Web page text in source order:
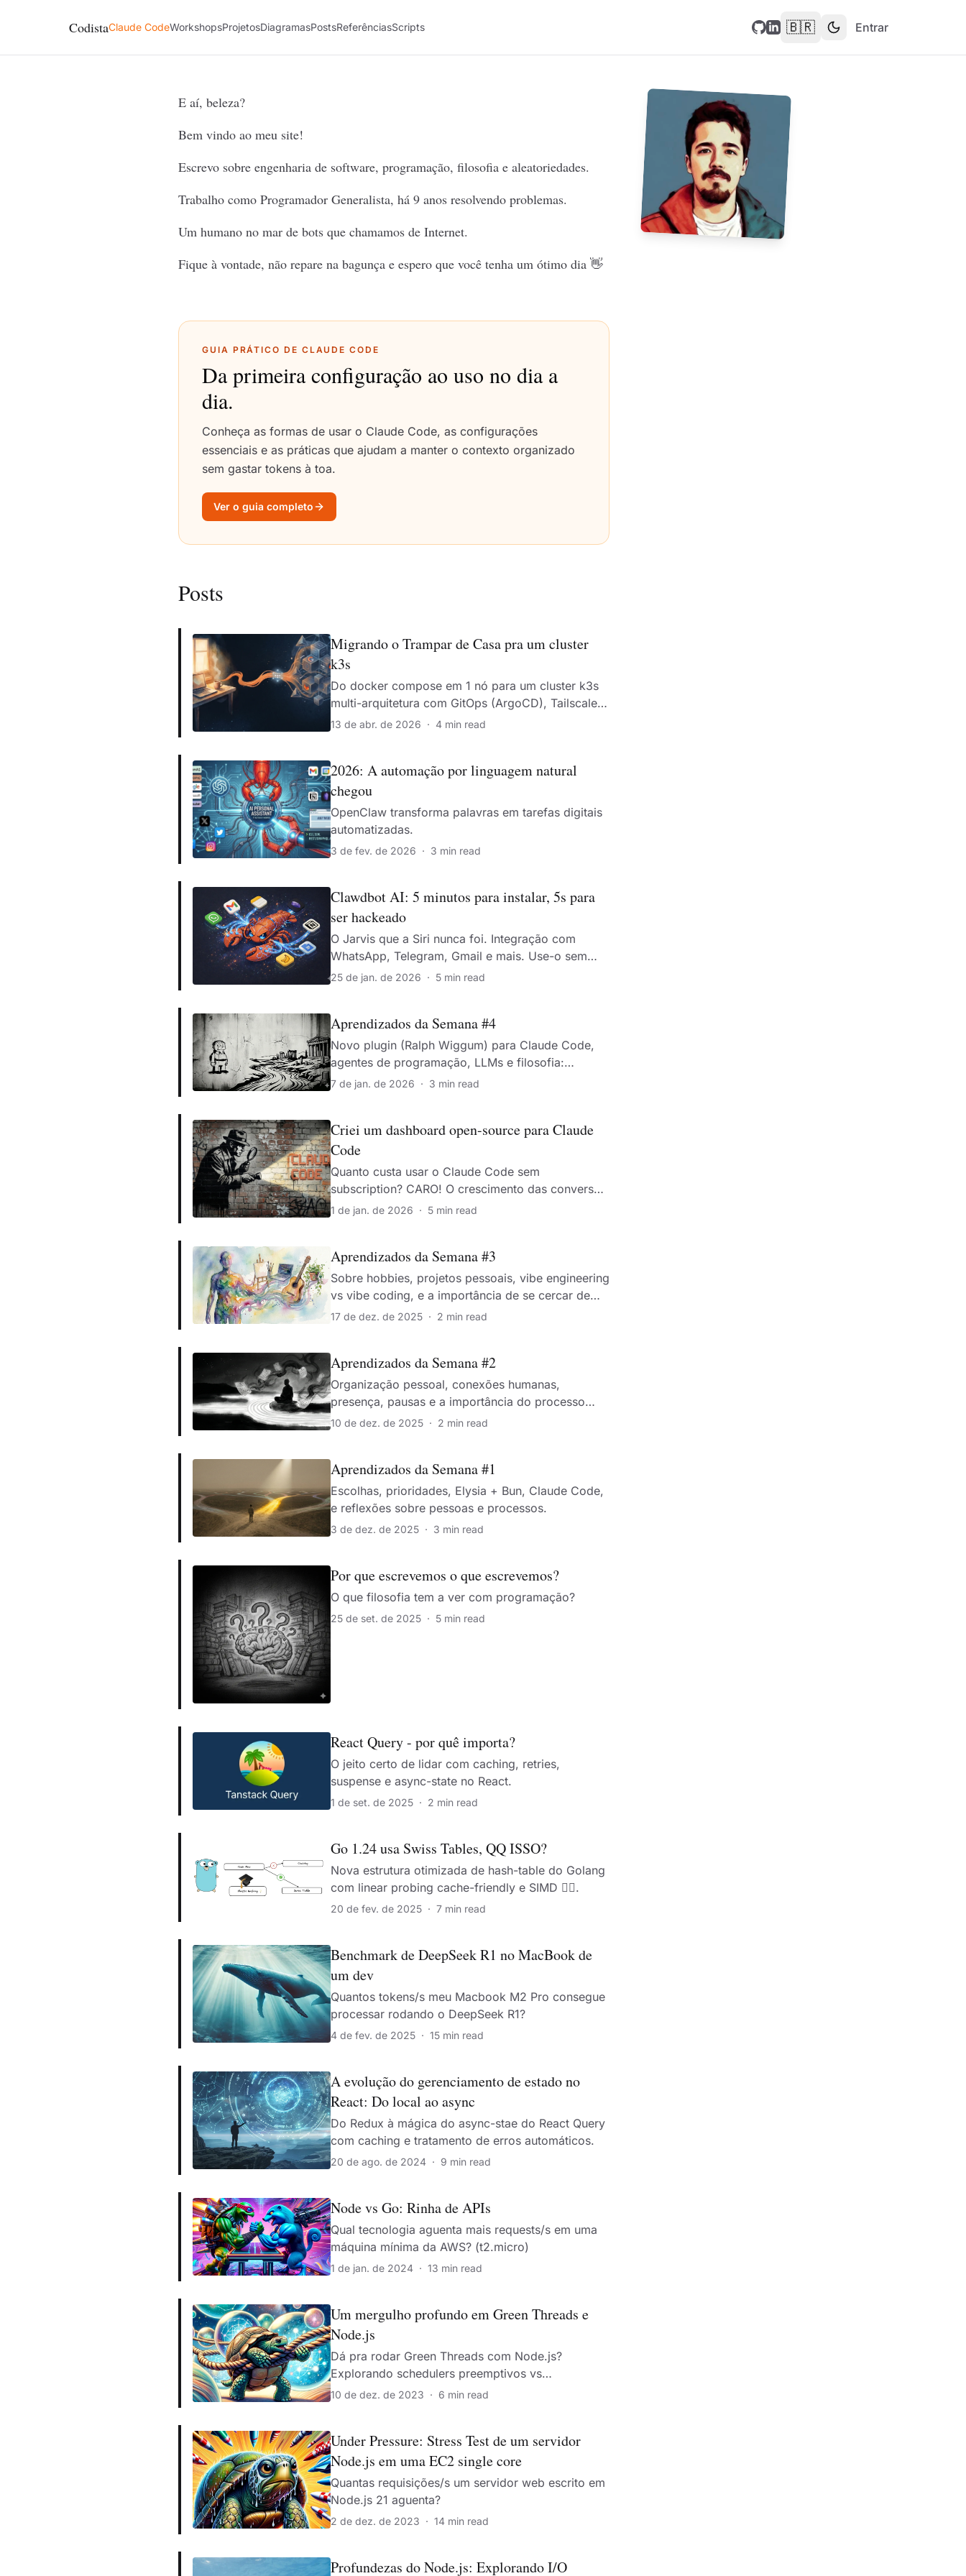
CodistaClaude CodeWorkshopsProjetosDiagramasPostsReferênciasScripts 🇧🇷 Entrar
E aí, beleza?
Bem vindo ao meu site!
Escrevo sobre engenharia de software, programação, filosofia e aleatoriedades.
Trabalho como Programador Generalista, há 9 anos resolvendo problemas.
Um humano no mar de bots que chamamos de Internet.
Fique à vontade, não repare na bagunça e espero que você tenha um ótimo dia 👋
GUIA PRÁTICO DE CLAUDE CODE
Da primeira configuração ao uso no dia a
dia.
Conheça as formas de usar o Claude Code, as configurações
essenciais e as práticas que ajudam a manter o contexto organizado
sem gastar tokens à toa.
Ver o guia completo
Posts
Migrando o Trampar de Casa pra um cluster
k3s
Do docker compose em 1 nó para um cluster k3s
multi-arquitetura com GitOps (ArgoCD), Tailscale
mesh, Cloudflare Tunnel e custo de R$0.
13 de abr. de 2026 · 4 min read
2026: A automação por linguagem natural
chegou
OpenClaw transforma palavras em tarefas digitais
automatizadas.
3 de fev. de 2026 · 3 min read
Clawdbot AI: 5 minutos para instalar, 5s para
ser hackeado
O Jarvis que a Siri nunca foi. Integração com
WhatsApp, Telegram, Gmail e mais. Use-o sem
virar estatística de segurança.
25 de jan. de 2026 · 5 min read
Aprendizados da Semana #4
Novo plugin (Ralph Wiggum) para Claude Code,
agentes de programação, LLMs e filosofia:
Heráclito, Sofistas e Sócrates.
7 de jan. de 2026 · 3 min read
Criei um dashboard open-source para Claude
Code
Quanto custa usar o Claude Code sem
subscription? CARO! O crescimento das conversas
é exponencial ou linear?
1 de jan. de 2026 · 5 min read
Aprendizados da Semana #3
Sobre hobbies, projetos pessoais, vibe engineering
vs vibe coding, e a importância de se cercar de
pessoas boas.
17 de dez. de 2025 · 2 min read
Aprendizados da Semana #2
Organização pessoal, conexões humanas,
presença, pausas e a importância do processo
além do objetivo.
10 de dez. de 2025 · 2 min read
Aprendizados da Semana #1
Escolhas, prioridades, Elysia + Bun, Claude Code,
e reflexões sobre pessoas e processos.
3 de dez. de 2025 · 3 min read
Por que escrevemos o que escrevemos?
O que filosofia tem a ver com programação?
25 de set. de 2025 · 5 min read
React Query - por quê importa?
O jeito certo de lidar com caching, retries,
suspense e async-state no React.
1 de set. de 2025 · 2 min read
Go 1.24 usa Swiss Tables, QQ ISSO?
Nova estrutura otimizada de hash-table do Golang
com linear probing cache-friendly e SIMD 🧙‍♂️.
20 de fev. de 2025 · 7 min read
Benchmark de DeepSeek R1 no MacBook de
um dev
Quantos tokens/s meu Macbook M2 Pro consegue
processar rodando o DeepSeek R1?
4 de fev. de 2025 · 15 min read
A evolução do gerenciamento de estado no
React: Do local ao async
Do Redux à mágica do async-stae do React Query
com caching e tratamento de erros automáticos.
20 de ago. de 2024 · 9 min read
Node vs Go: Rinha de APIs
Qual tecnologia aguenta mais requests/s em uma
máquina mínima da AWS? (t2.micro)
1 de jan. de 2024 · 13 min read
Um mergulho profundo em Green Threads e
Node.js
Dá pra rodar Green Threads com Node.js?
Explorando schedulers preemptivos vs
cooperativos.
10 de dez. de 2023 · 6 min read
Under Pressure: Stress Test de um servidor
Node.js em uma EC2 single core
Quantas requisições/s um servidor web escrito em
Node.js 21 aguenta?
2 de dez. de 2023 · 14 min read
Profundezas do Node.js: Explorando I/O